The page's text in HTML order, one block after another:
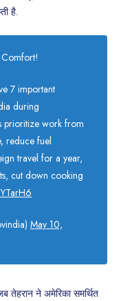
है.
7 important
during
prioritize work from
reduce fuel
travel for a year,
cut down cooking
May 10,
तेहरान ने अमेरिका समर्थित